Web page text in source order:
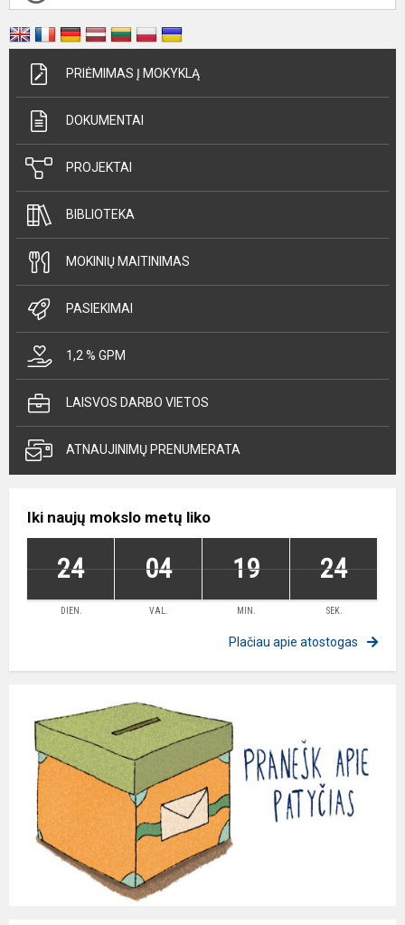
PRIĖMIMAS Į MOKYKLĄ
DOKUMENTAI
PROJEKTAI
BIBLIOTEKA
MOKINIŲ MAITINIMAS
PASIEKIMAI
1,2 % GPM
LAISVOS DARBO VIETOS
ATNAUJINIMŲ PRENUMERATA
Iki naujų mokslo metų liko
24 04 19 23
DIEN. VAL. MIN. SEK.
Plačiau apie atostogas